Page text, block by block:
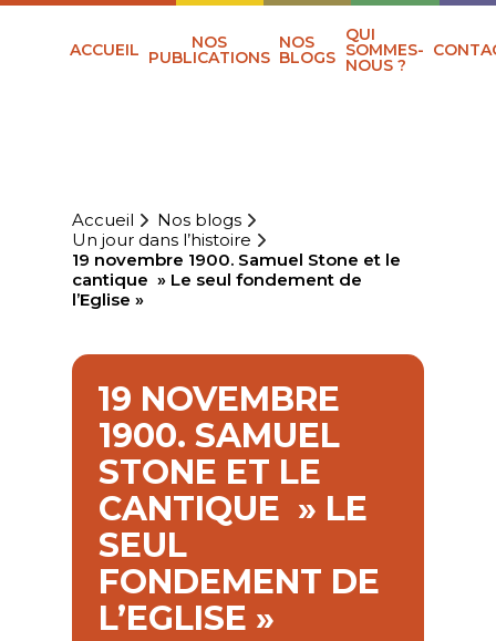
ACCUEIL NOS
PUBLICATIONS
NOS
BLOGS
QUI
SOMMES-
NOUS ?
Accueil
Nos blogs
Un jour dans l’histoire
19 novembre 1900. Samuel Stone et le
cantique » Le seul fondement de
l’Eglise »
19 NOVEMBRE
1900. SAMUEL
STONE ET LE
CANTIQUE » LE
SEUL
FONDEMENT DE
L’EGLISE »